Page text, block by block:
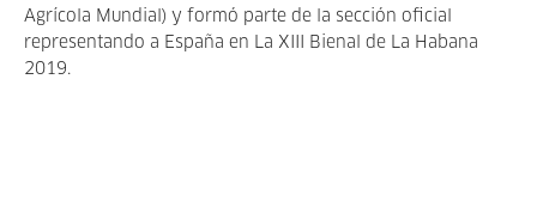
Agrícola Mundial) y formó parte de la sección oficial
representando a España en La XIII Bienal de La Habana
2019.